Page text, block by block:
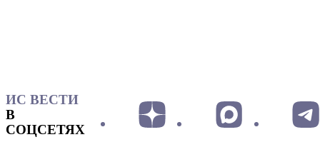
ИС ВЕСТИ
В
СОЦСЕТЯХ